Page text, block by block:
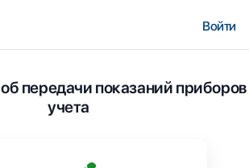
Войти
передачи показаний приборов
учета